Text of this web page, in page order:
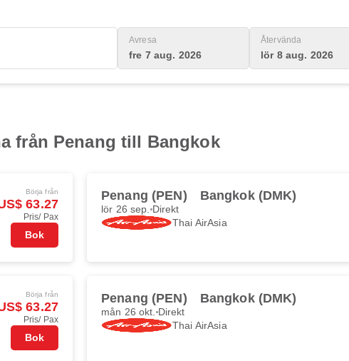
Avresa
fre 7 aug. 2026
Återvända
lör 8 aug. 2026
från Penang till Bangkok
Börja från
63.27
Pris/ Pax
Bok
Penang (PEN) Bangkok (DMK)
lör 26 sep. Direkt
Thai AirAsia
Börja från
63.27
Pris/ Pax
Bok
Penang (PEN) Bangkok (DMK)
mån 26 okt. Direkt
Thai AirAsia